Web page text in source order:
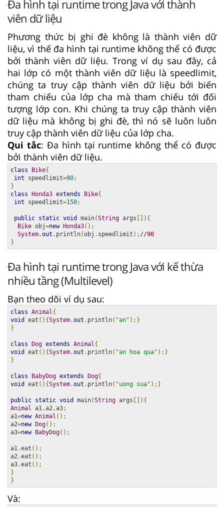
Đa hình tại runtime trong Java với thành
viên dữ liệu
Phương thức bị ghi đè không là thành viên dữ
liệu, vì thế đa hình tại runtime không thể có được
bởi thành viên dữ liệu. Trong ví dụ sau đây, cả
hai lớp có một thành viên dữ liệu là speedlimit,
chúng ta truy cập thành viên dữ liệu bởi biến
tham chiếu của lớp cha mà tham chiếu tới đối
tượng lớp con. Khi chúng ta truy cập thành viên
dữ liệu mà không bị ghi đè, thì nó sẽ luôn luôn
truy cập thành viên dữ liệu của lớp cha.
Qui tắc: Đa hình tại runtime không thể có được
bởi thành viên dữ liệu.
class Bike{
int speedlimit=90;
}
class Honda3 extends Bike{
int speedlimit=150;
public static void main(String args []){
Bike obj=new Honda3();
System.out . println(obj . speedlimit ); //90
}
Đa hình tại runtime trong Java với kế thừa
nhiều tầng (Multilevel)
Bạn theo dõi ví dụ sau:
class Animal {
void
eat (){System.out . println( "an" );}
}
class Dog extends Animal {
void
eat (){System.out . println( "an hoa qua" );}
}
class BabyDog extends Dog{
void
eat (){System.out . println( "uong sua" );}
public static void main(String args []){
Animal
a1 ,a2 ,a3;
a1=new Animal ();
a2=new Dog();
a3=new BabyDog();
a1 .eat ();
a2 .eat ();
a3.eat ();
}
}
Và: